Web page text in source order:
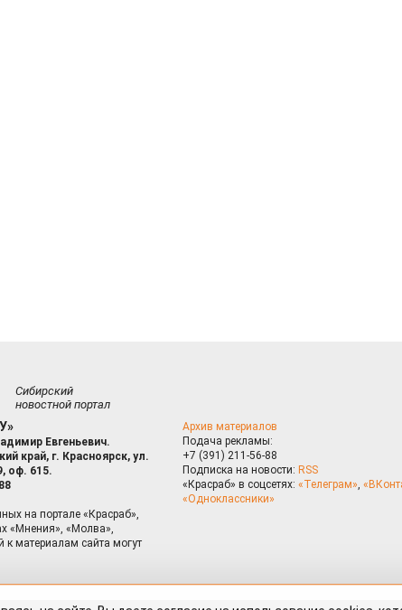
Сибирский
новостной портал
Евгеньевич.
край, г. Красноярск, ул.
оф. 615.
на портале «Красраб»,
«Мнения», «Молва»,
к материалам сайта могут
Архив материалов
Подача рекламы:
+7 (391) 211-56-88
Подписка на новости: RSS
«Красраб» в соцсетях: «Телеграм»,
«Одноклассники»
на сайте, Вы даете согласие на использование cookies,
повышения качества рекомендаций согласноПолитике.